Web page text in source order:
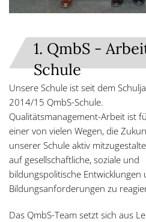
1. QmbS -
Schule
Unsere Schule ist seit dem
2014/15 QmbS-Schule.
Qualitätsmanagement-Arbeit ist
einer von vielen Wegen, die
unserer Schule aktiv
auf gesellschaftliche, soziale und
bildungspolitische Entwicklungen
Bildungsanforderungen zu
Das QmbS-Team setzt sich aus